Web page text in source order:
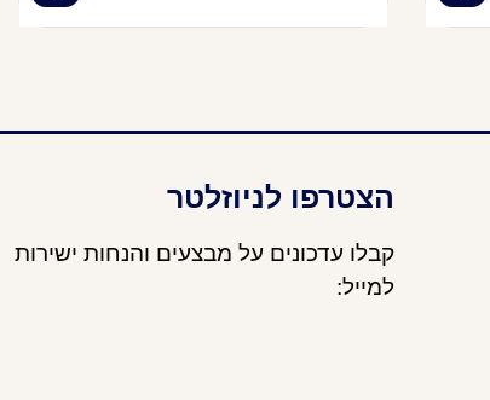
הצטרפו לניוזלטר
קבלו עדכונים על מבצעים והנחות ישירות
למייל: